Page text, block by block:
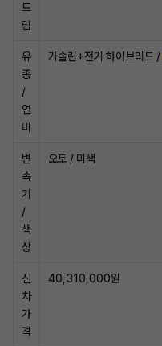
트
림
유
종
/
연
비
가솔린+전기 하이브리드 /
변
속
기
/
색
상
오토 / 미색
신
차
가
격
40,310,000원